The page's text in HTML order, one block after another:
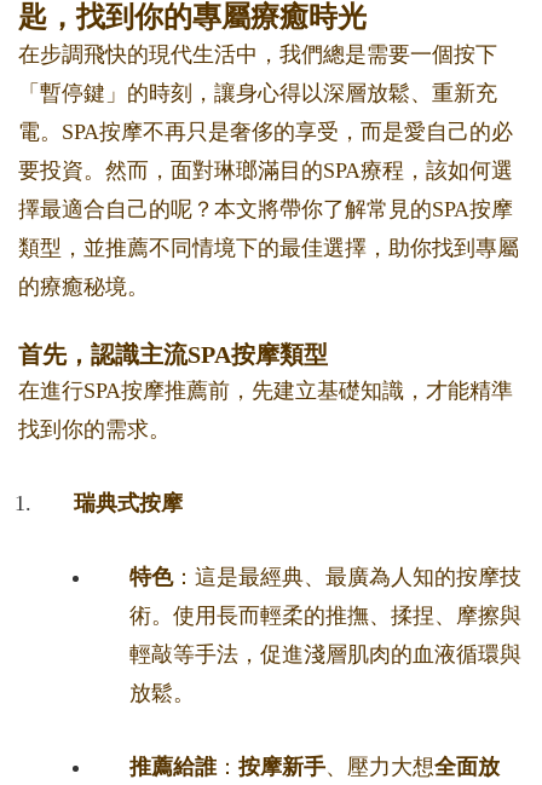
匙，找到你的專屬療癒時光
在步調飛快的現代生活中，我們總是需要一個按下
「暫停鍵」的時刻，讓身心得以深層放鬆、重新充
電。SPA按摩不再只是奢侈的享受，而是愛自己的必
要投資。然而，面對琳瑯滿目的SPA療程，該如何選
擇最適合自己的呢？本文將帶你了解常見的SPA按摩
類型，並推薦不同情境下的最佳選擇，助你找到專屬
的療癒秘境。
首先，認識主流SPA按摩類型
在進行SPA按摩推薦前，先建立基礎知識，才能精準
找到你的需求。
瑞典式按摩
特色：這是最經典、最廣為人知的按摩技
術。使用長而輕柔的推撫、揉捏、摩擦與
輕敲等手法，促進淺層肌肉的血液循環與
放鬆。
推薦給誰： 按摩新手、壓力大想全面放